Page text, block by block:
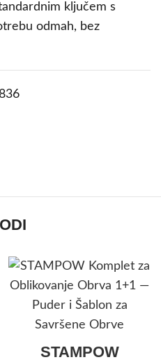
ključem s
odmah, bez
STAMPOW